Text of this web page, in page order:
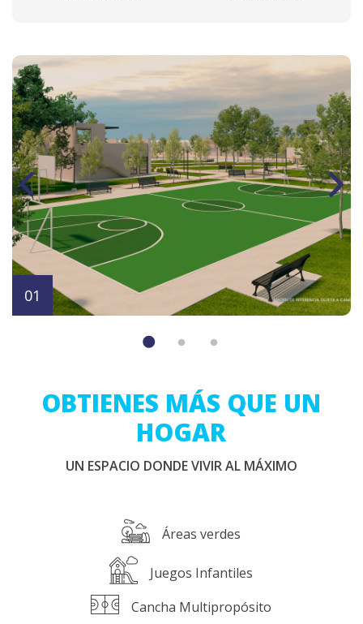
OBTIENES MÁS QUE UN
HOGAR
UN ESPACIO DONDE VIVIR AL MÁXIMO
Áreas verdes
Juegos Infantiles
Cancha Multipropósito